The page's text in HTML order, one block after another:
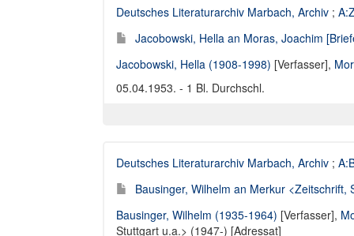
Deutsches Literaturarchiv Marbach, Archiv ;
Jacobowski, Hella an Moras, Joachim
Jacobowski, Hella (1908-1998) [Verfasser],
05.04.1953. - 1 Bl. Durchschl.
Deutsches Literaturarchiv Marbach, Archiv ;
Bausinger, Wilhelm an Merkur <Zeitschrift,
Bausinger, Wilhelm (1935-1964) [Verfasser],
Stuttgart u.a.> (1947-) [Adressat]